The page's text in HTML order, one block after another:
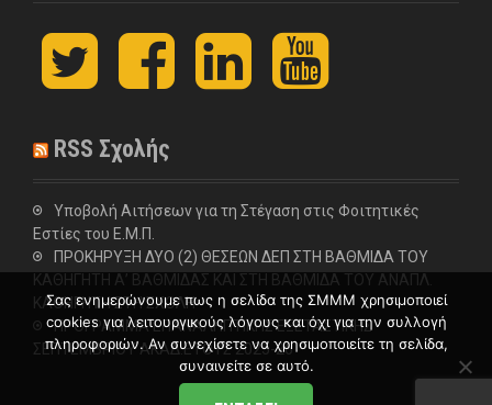
t
i
e
r
F
c
o
L
n
I
y
u
e
RSS Σχολής
Υποβολή Αιτήσεων για τη Στέγαση στις Φοιτητικές
Εστίες του Ε.Μ.Π.
ΠΡΟΚΗΡΥΞΗ ΔΥΟ (2) ΘΕΣΕΩΝ ΔΕΠ ΣΤΗ ΒΑΘΜΙΔΑ ΤΟΥ
ΚΑΘΗΓΗΤΗ Α’ ΒΑΘΜΙΔΑΣ ΚΑΙ ΣΤΗ ΒΑΘΜΙΔΑ ΤΟΥ ΑΝΑΠΛ.
ΚΑΘΗΓΗΤΗ ΣΤΗ ΣΧΟΛΗ
ΠΡΟΓΡΑΜΜΑ ΕΠΑΝΑΛΗΠΤΙΚΗΣ ΕΞΕΤΑΣΤΙΚΗΣ
ΣΕΠΤΕΜΒΡΙΟΥ ΑΚΑΔ.ΕΤΟΥΣ 2025-26
Σας ενημερώνουμε πως η σελίδα της ΣΜΜΜ χρησιμοποιεί
cookies για λειτουργικούς λόγους και όχι για την συλλογή
πληροφοριών. Αν συνεχίσετε να χρησιμοποιείτε τη σελίδα,
συναινείτε σε αυτό.